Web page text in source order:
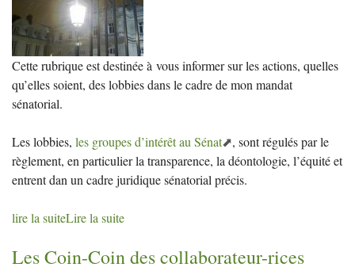
Cette rubrique est destinée à vous informer sur les actions, quelles
qu’elles soient, des lobbies dans le cadre de mon mandat
sénatorial.
Les lobbies, les groupes d’intérêt au Sénat
, sont régulés par le
règlement, en particulier la transparence, la déontologie, l’équité et
entrent dan un cadre juridique sénatorial précis.
lire la suiteLire la suite
Les Coin-Coin des collaborateur-rices